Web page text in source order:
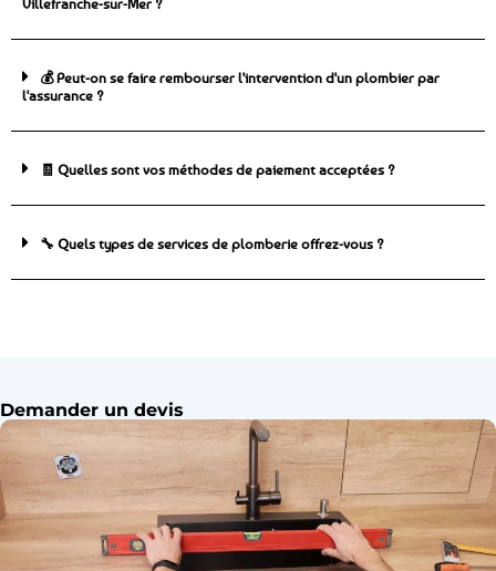
Villefranche-sur-Mer ?
💰 Peut-on se faire rembourser l'intervention d'un plombier par
l'assurance ?
🧾 Quelles sont vos méthodes de paiement acceptées ?
🔧 Quels types de services de plomberie offrez-vous ?
Demander un devis